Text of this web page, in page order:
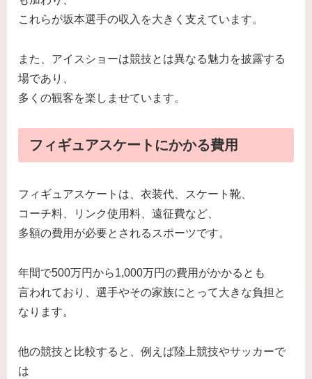
これらが坂本選手の収入を大きく支えています。
また、アイスショーは競技とは異なる魅力を披露する
場であり、
多くの観客を楽しませています。
フィギュアスケートにかかる費用
フィギュアスケートは、衣装代、スケート靴、
コーチ料、リンク使用料、遠征費など、
多額の費用が必要とされるスポーツです。
年間で500万円から1,000万円の費用がかかるとも
言われており、選手やその家族にとって大きな負担と
なります。
他の競技と比較すると、例えば陸上競技やサッカーで
は